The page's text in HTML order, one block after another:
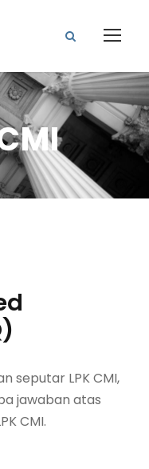
seputar LPK CMI,
jawaban atas
CMI.